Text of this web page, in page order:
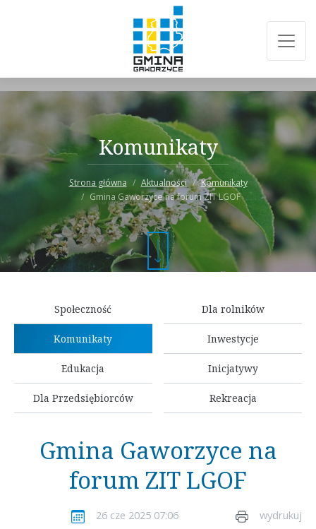
Komunikaty
Strona główna Aktualności
Komunikaty
Gmina Gaworzyce na forum ZIT LGOF
Społeczność Dla rolników
Komunikaty Inwestycje
Edukacja Inicjatywy
Dla Przedsiębiorców Rekreacja
Gmina Gaworzyce na
forum ZIT LGOF
26 cze 2025 07:06 wydrukuj